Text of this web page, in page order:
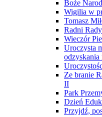
Boże
Wigilia w
Tomasz
Radni
Wieczór
Uroczysta
odzyskania
Ze branie
II
Park
Dzień
Przyjdź,